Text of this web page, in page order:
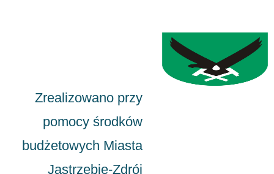
Zrealizowano przy
pomocy środków
budżetowych Miasta
Jastrzebie-Zdrój